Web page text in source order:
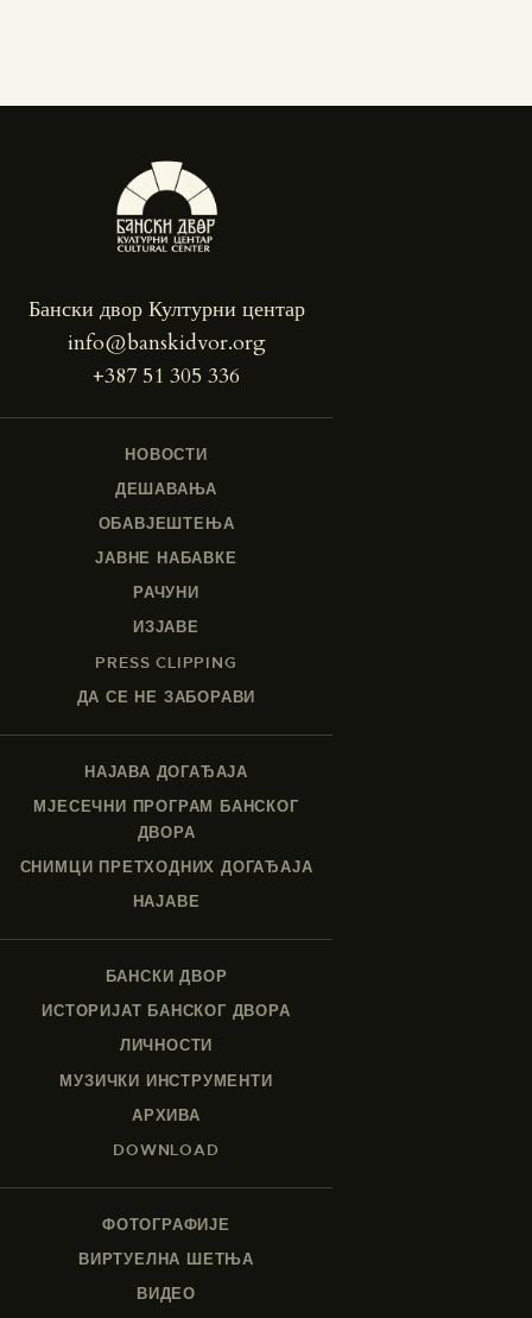
Бански двор Културни центар
info@banskidvor.org
+387 51 305 336
НОВОСТИ
ДЕШАВАЊА
ОБАВЈЕШТЕЊА
ЈАВНЕ НАБАВКЕ
РАЧУНИ
ИЗЈАВЕ
PRESS CLIPPING
ДА СЕ НЕ ЗАБОРАВИ
НАЈАВА ДОГАЂАЈА
МЈЕСЕЧНИ ПРОГРАМ БАНСКОГ
ДВОРА
СНИМЦИ ПРЕТХОДНИХ ДОГАЂАЈА
НАЈАВЕ
БАНСКИ ДВОР
ИСТОРИЈАТ БАНСКОГ ДВОРА
ЛИЧНОСТИ
МУЗИЧКИ ИНСТРУМЕНТИ
АРХИВА
DOWNLOAD
ФОТОГРАФИЈЕ
ВИРТУЕЛНА ШЕТЊА
ВИДЕО